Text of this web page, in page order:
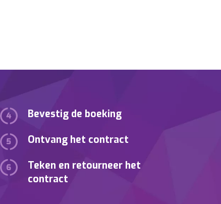
Bevestig de boeking
Ontvang het contract
Teken en retourneer het
contract